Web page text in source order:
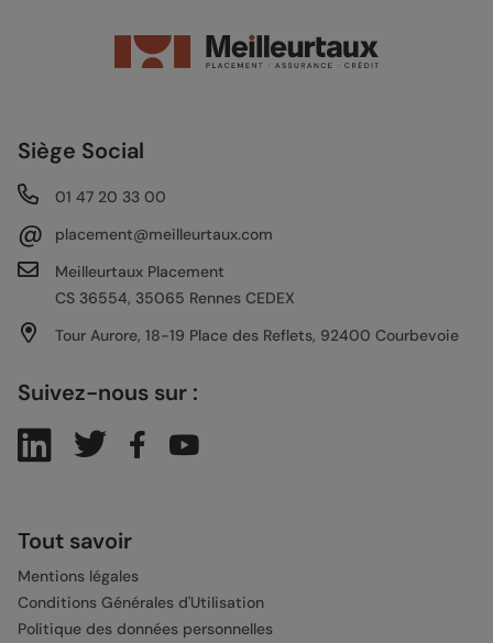
Siège Social
01 47 20 33 00
@
placement@meilleurtaux.com
Meilleurtaux Placement
CS 36554, 35065 Rennes CEDEX
Tour Aurore, 18-19 Place des Reflets, 92400 Courbevoie
Suivez-nous sur :
Tout savoir
Mentions légales
Conditions Générales d'Utilisation
Politique des données personnelles